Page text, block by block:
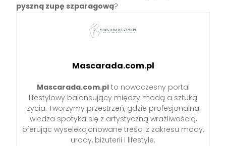
pyszną zupę szparagową?
Mascarada.com.pl
Mascarada.com.plto nowoczesny portal
lifestylowy balansujący między modą a sztuką
życia. Tworzymy przestrzeń, gdzie profesjonalna
wiedza spotyka się z artystyczną wrażliwością,
oferując wyselekcjonowane treści z zakresu mody,
urody, biżuterii i lifestyle.